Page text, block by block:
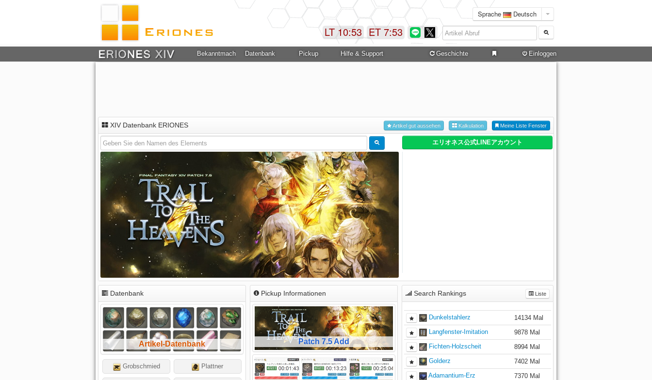
Sprache Deutsch
ET 7:53
LT 10:53
Bekanntmachung Datenbank Pickup Hilfe & Support Geschichte Einloggen
XIV Datenbank ERIONES Meine Liste Fenster
Kalkulation
Artikel gut aussehen
エリオネス公式LINEアカウント
Datenbank
Artikel-Datenbank
Grobschmied Plattner
Pickup Informationen
Patch 7.5 Add
Search Rankings Liste
Dunkelstahlerz
14134 Mal
Langfenster-Imitation
9878 Mal
Fichten-Holzscheit
8994 Mal
Golderz
7402 Mal
Adamantium-Erz
7370 Mal